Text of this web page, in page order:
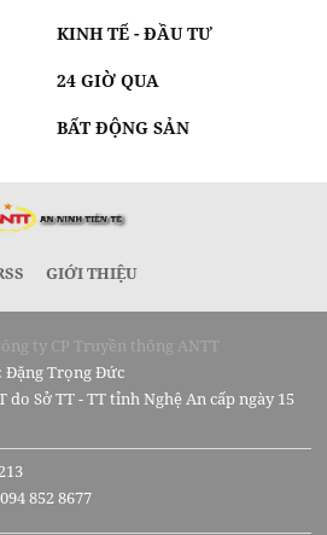
KINH TẾ - ĐẦU TƯ
24 GIỜ QUA
BẤT ĐỘNG SẢN
GIỚI THIỆU
ty CP Truyền thông ANTT
Đặng Trọng Đức
do Sở TT - TT tỉnh Nghệ An cấp ngày 15
852 8677